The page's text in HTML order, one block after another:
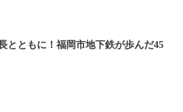
とともに！福岡市地下鉄が歩んだ45